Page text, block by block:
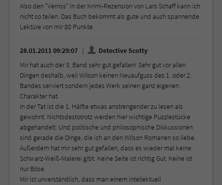
Also den "Verriss" in der Krimi-Rezension von Lars Schaff kann ich
nicht so teilen. Das Buch bekommt als gute und auch spannende
Lektüre von mir 80 Punkte.
28.01.2011 09:29:07
Detective Scotty
Mir hat auch der 3. Band sehr gut gefallen! Sehr gut vor allen
Dingen deshalb, weil Wilson keinen Neuaufguss des 1. oder 2.
Bandes serviert sondern jedes Werk seinen ganz eigenen
Charakter hat.
In der Tat ist die 1. Hälfte etwas anstrengender zu lesen als
gewohnt. Nichtsdestotrotz werden hier wichtige Puzzlestücke
abgehandelt. Und politische und philosophische Diskussionen
sind gerade die Dinge, die ich an den WIlson Romanen so liebe.
Außerdem hat mir sehr gut gefallen, dass es wieder mal keine
Schwarz-Weiß-Malerei gibt. Keine Seite ist richtig Gut. Keine ist
nur Böse.
Mir ist unverständlich, dass man einem intellektuell